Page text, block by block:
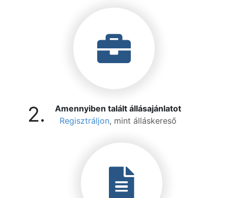
2.
Amennyiben talált állásajánlatot
Regisztráljon, mint álláskereső